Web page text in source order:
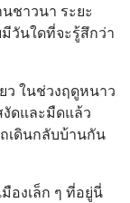
ชาวนา ระยะ
วันใดที่จะรู้สึกว่า
ว ในช่วงฤดูหนาว
งัดและมืดแล้ว
เดินกลับบ้านกัน
องเล็ก ๆ ที่อยู่นี่